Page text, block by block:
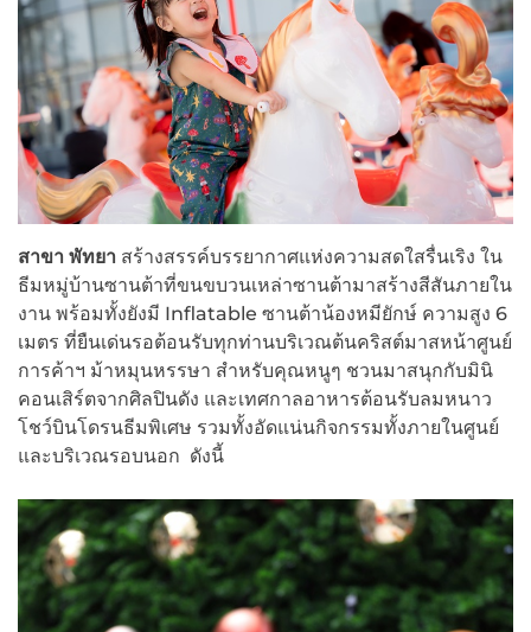
สาขา พัทยา สร้างสรรค์บรรยากาศแห่งความสดใสรื่นเริง ใน
ธีมหมู่บ้านซานต้าที่ขนขบวนเหล่าซานต้ามาสร้างสีสันภายใน
งาน พร้อมทั้งยังมี Inflatable ซานต้าน้องหมียักษ์ ความสูง 6
เมตร ที่ยืนเด่นรอต้อนรับทุกท่านบริเวณต้นคริสต์มาสหน้าศูนย์
การค้าฯ ม้าหมุนหรรษา สำหรับคุณหนูๆ ชวนมาสนุกกับมินิ
คอนเสิร์ตจากศิลปินดัง และเทศกาลอาหารต้อนรับลมหนาว
โชว์บินโดรนธีมพิเศษ รวมทั้งอัดแน่นกิจกรรมทั้งภายในศูนย์
และบริเวณรอบนอก ดังนี้